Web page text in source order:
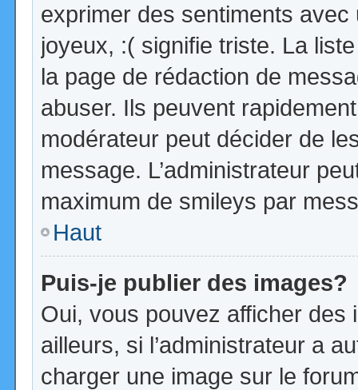
exprimer des sentiments
joyeux, :( signifie triste. La
la page de rédaction de
abuser. Ils peuvent
modérateur peut décider de
message. L’administrateur
maximum de smileys par
Haut
Puis-je publier des images?
Oui, vous pouvez afficher
ailleurs, si l’administrateur a
charger une image sur le